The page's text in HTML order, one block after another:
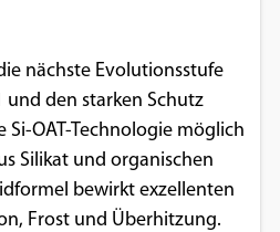
nächste Evolutionsstufe
und den starken Schutz
OAT-Technologie möglich
Silikat und organischen
bewirkt exzellenten
Frost und Überhitzung.
die ausgewählten
des Benutzers